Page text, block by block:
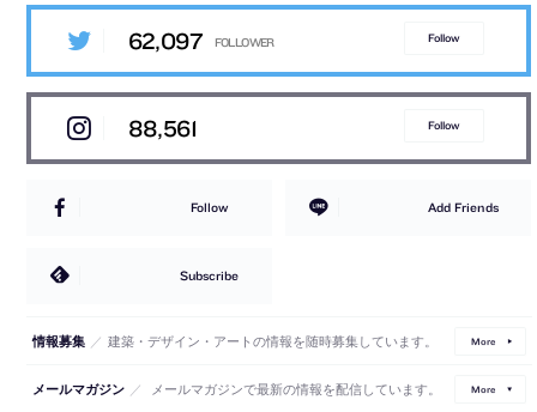
62,097 Follow
88,561 Follow
Follow Add Friends
Subscribe
情報募集 ／ 建築・デザイン・アートの情報を随時募集しています。 More
メールマガジン ／ メールマガジンで最新の情報を配信しています。 More